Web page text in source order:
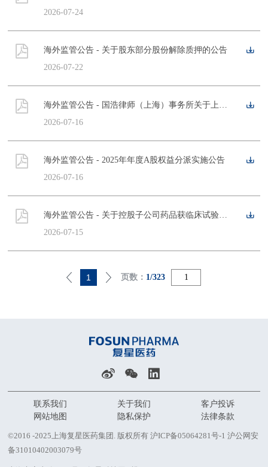
2026-07-24
海外监管公告 - 关于股东部分股份解除质押的公告
2026-07-22
海外监管公告 - 国浩律师（上海）事务所关于上海复星医药（集团）股份有限公司实施差异化权益分派之法律意见书
2026-07-16
海外监管公告 - 2025年年度A股权益分派实施公告
2026-07-16
海外监管公告 - 关于控股子公司药品获临床试验批准的公告
2026-07-15
1 页数： 1/323
联系我们 关于我们
客户投诉
网站地图
隐私保护 法律条款
©2016 -2025上海复星医药集团. 版权所有沪ICP备05064281号-1 沪公网安
备31010402003079号